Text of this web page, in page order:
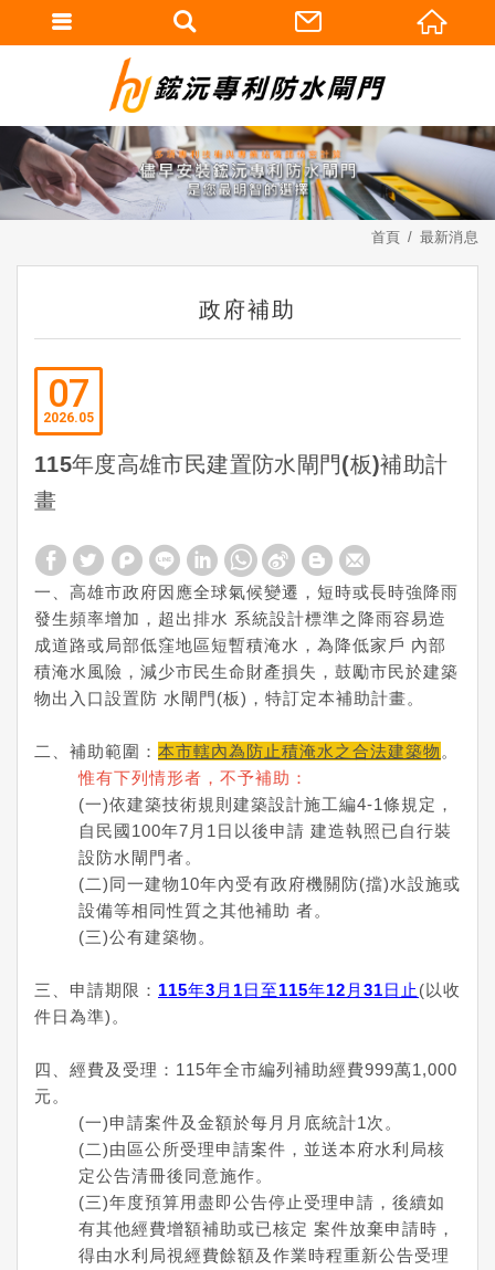
首頁 最新消息
政府補助
07
05
2026
115年度高雄市民建置防水閘門(板)補助計
畫
一、高雄市政府因應全球氣候變遷，短時或長時強降雨
發生頻率增加，超出排水 系統設計標準之降雨容易造
成道路或局部低窪地區短暫積淹水，為降低家戶 內部
積淹水風險，減少市民生命財產損失，鼓勵市民於建築
物出入口設置防 水閘門(板)，特訂定本補助計畫。
二、補助範圍： 本市轄內為防止積淹水之合法建築物 。
惟有下列情形者，不予補助：
(一)依建築技術規則建築設計施工編4-1條規定，
自民國100年7月1日以後申請 建造執照已自行裝
設防水閘門者。
(二)同一建物10年內受有政府機關防(擋)水設施或
設備等相同性質之其他補助 者。
(三)公有建築物。
三、申請期限： 115年3月1日至115年12月31日止 (以收
件日為準)。
四、經費及受理：115年全市編列補助經費999萬1,000
元。
(一)申請案件及金額於每月月底統計1次。
(二)由區公所受理申請案件，並送本府水利局核
定公告清冊後同意施作。
(三)年度預算用盡即公告停止受理申請，後續如
有其他經費增額補助或已核定 案件放棄申請時，
得由水利局視經費餘額及作業時程重新公告受理